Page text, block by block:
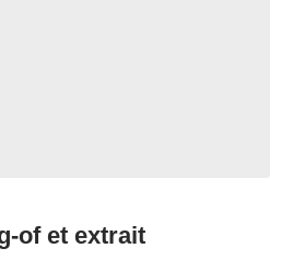
of et extrait